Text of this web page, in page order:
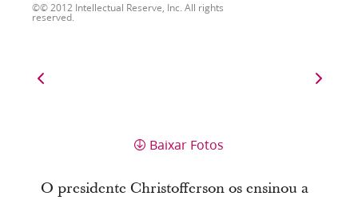
© 2012 Intellectual Reserve, Inc. All rights
reserved.
Baixar Fotos
O presidente Christofferson os ensinou a